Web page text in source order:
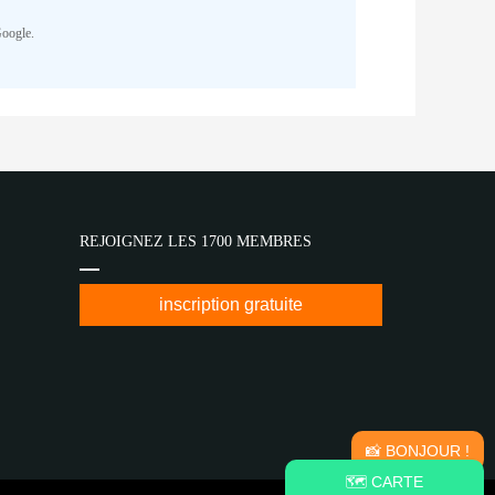
📸 BONJOUR !
🗺️ CARTE
REJOIGNEZ LES 1700 MEMBRES
inscription gratuite